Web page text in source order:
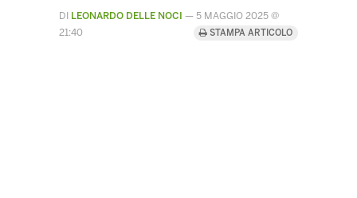
DI LEONARDO DELLE NOCI — 5 MAGGIO 2025 @
21:40
STAMPA ARTICOLO